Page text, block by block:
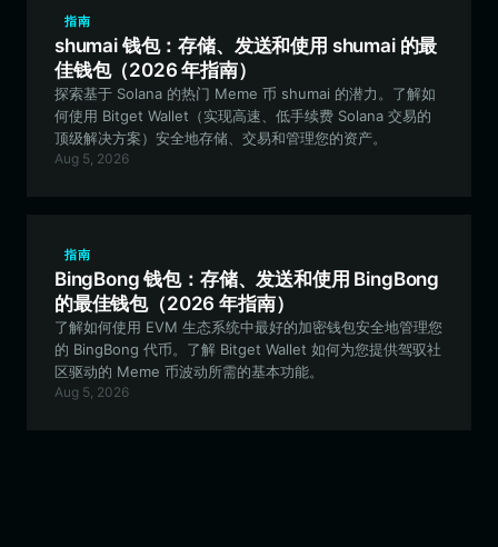
指南
shumai 钱包：存储、发送和使用 shumai 的最
佳钱包（2026 年指南）
探索基于 Solana 的热门 Meme 币 shumai 的潜力。了解如
何使用 Bitget Wallet（实现高速、低手续费 Solana 交易的
顶级解决方案）安全地存储、交易和管理您的资产。
Aug 5, 2026
指南
BingBong 钱包：存储、发送和使用 BingBong
的最佳钱包（2026 年指南）
了解如何使用 EVM 生态系统中最好的加密钱包安全地管理您
的 BingBong 代币。了解 Bitget Wallet 如何为您提供驾驭社
区驱动的 Meme 币波动所需的基本功能。
Aug 5, 2026